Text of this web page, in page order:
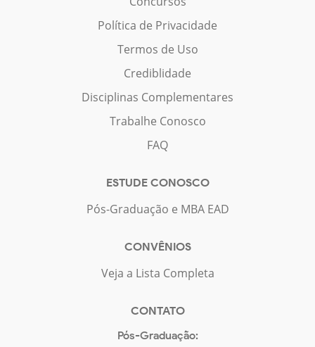
Política de Privacidade
Termos de Uso
Crediblidade
Disciplinas Complementares
Trabalhe Conosco
FAQ
ESTUDE CONOSCO
Pós-Graduação e MBA EAD
CONVÊNIOS
Veja a Lista Completa
CONTATO
Pós-Graduação: